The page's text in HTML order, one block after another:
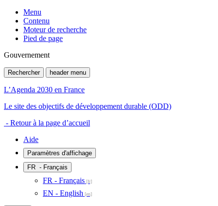
Menu
Contenu
Moteur de recherche
Pied de page
Gouvernement
Rechercher header menu
L’Agenda 2030 en France
Le site des objectifs de développement durable (ODD)
- Retour à la page d’accueil
Aide
Paramètres d'affichage
FR - Français
FR - Français
EN - English